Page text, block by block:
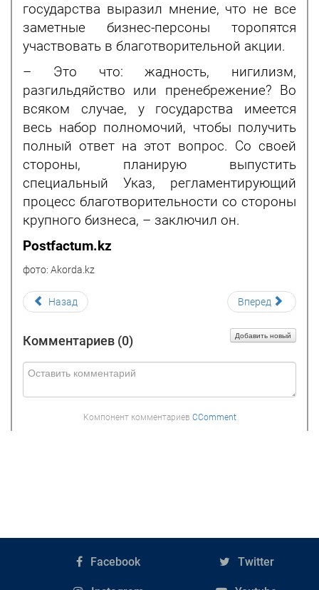
государства выразил мнение, что не все
заметные бизнес-персоны торопятся
участвовать в благотворительной акции.
– Это что: жадность, нигилизм,
разгильдяйство или пренебрежение? Во
всяком случае, у государства имеется
весь набор полномочий, чтобы получить
полный ответ на этот вопрос. Со своей
стороны, планирую выпустить
специальный Указ, регламентирующий
процесс благотворительности со стороны
крупного бизнеса, – заключил он.
Postfactum.kz
фото: Akorda.kz
Назад Вперед
Комментариев (0) Добавить новый
Компонент комментариев CComment
Facebook Twitter